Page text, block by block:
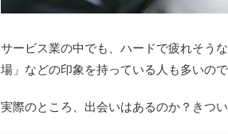
サービス業の中でも、ハードで疲れそう
場」などの印象を持っている人も多いので
実際のところ、出会いはあるのか？きつ